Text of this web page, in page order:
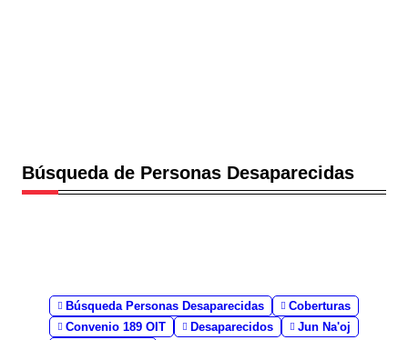
Búsqueda de Personas Desaparecidas
Búsqueda Personas Desaparecidas
Coberturas
Convenio 189 OIT
Desaparecidos
Jun Na'oj